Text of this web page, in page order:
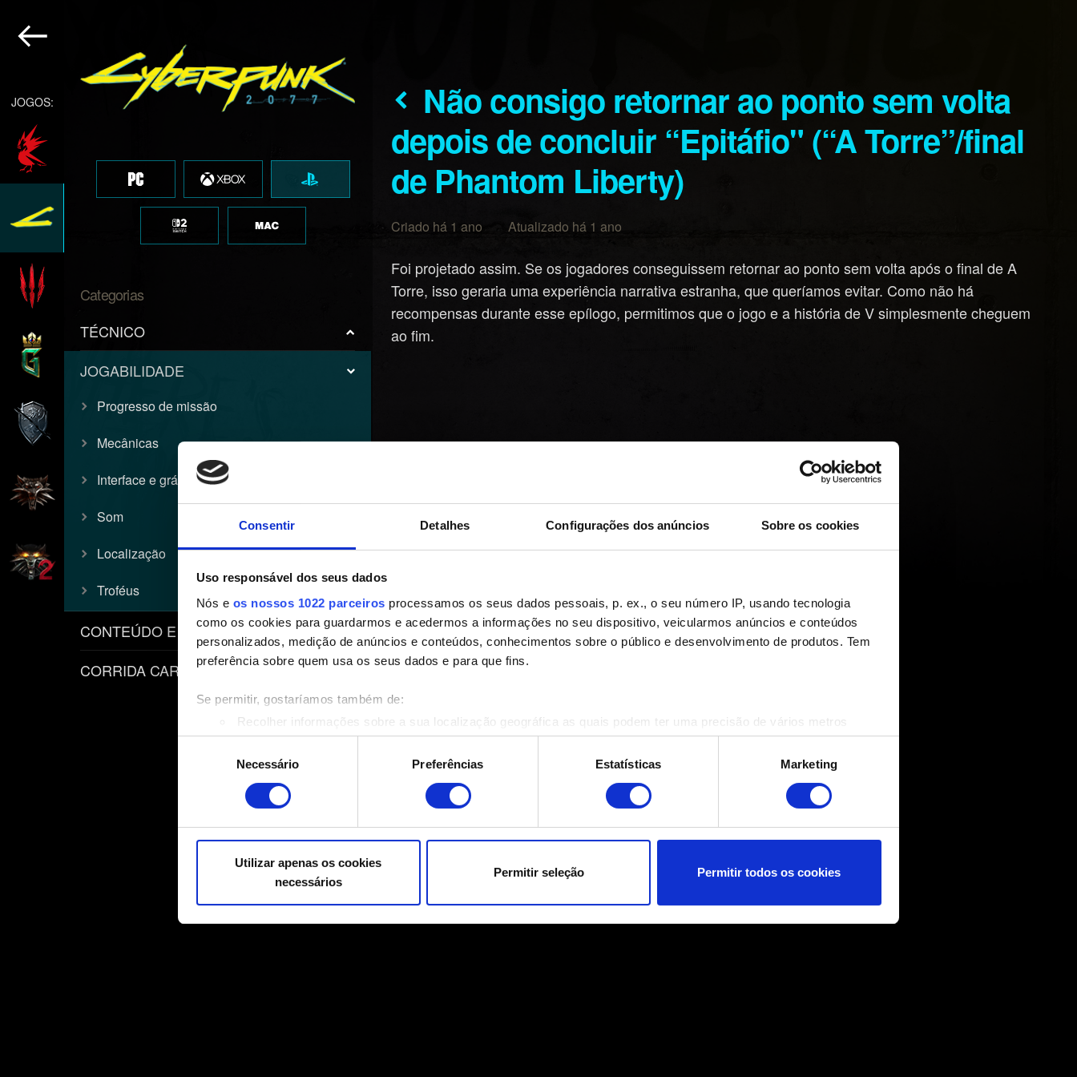
Consentir Detalhes Configurações dos anúncios Sobre os cookies
Uso responsável dos seus dados
Nós e os nossos 1022 parceiros processamos os seus dados pessoais, p. ex., o seu número IP, usando tecnologia
como os cookies para guardarmos e acedermos a informações no seu dispositivo, veicularmos anúncios e conteúdos
personalizados, medição de anúncios e conteúdos, conhecimentos sobre o público e desenvolvimento de produtos. Tem
preferência sobre quem usa os seus dados e para que fins.
Se permitir, gostaríamos também de:
Recolher informações sobre a sua localização geográfica as quais podem ter uma precisão de vários metros
Identificar o seu dispositivo analisando de forma ativa as características específicas (impressão digital)
Saiba mais sobre como os seus dados pessoais são processados e defina as suas preferências na
secção de detalhes
Pode alterar ou retirar o seu consentimento a qualquer momento da Declaração de Cookies.
relacionadas a conteúdos para que o site funcione melhor para você. Para nos ajudar a alcançar você, por exemplo, nas
mídias sociais, com algo que possa ser de seu interesse, podemos compartilhar partes dos nossos cookies com os
nossos parceiros. Todos esses cookies adicionais precisarão da sua permissão, no entanto.
consentimento
Necessário Preferências Estatísticas Marketing
Utilizar apenas os cookies
necessários
Permitir seleção Permitir todos os cookies
JOGOS:
Categorias
TÉCNICO
JOGABILIDADE
Progresso de missão
Mecânicas
Interface e gráficos
Som
Localização
Troféus
CONTEÚDO E POLÍTICAS
CORRIDA CARPEADO
Não consigo retornar ao ponto sem volta
depois de concluir “Epitáfio" (“A Torre”/final
de Phantom Liberty)
Criado há 1 ano Atualizado há 1 ano
Foi projetado assim. Se os jogadores conseguissem retornar ao ponto sem volta após o final de A
Torre, isso geraria uma experiência narrativa estranha, que queríamos evitar. Como não há
recompensas durante esse epílogo, permitimos que o jogo e a história de V simplesmente cheguem
ao fim.